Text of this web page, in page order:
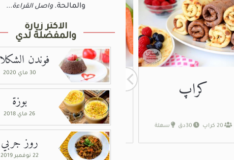
كراپ
20 كراپ 30دق سهلة
شربة الكراث
4 أشخاص 30دق سهلة
والمالحة. واصل القراءة...
الأكثر زيارة
والمفضلة لدي
فوندن
30 ماي 2020
بوزة
26 ماي 2018
روز جربي
22 نوفمبر 2019